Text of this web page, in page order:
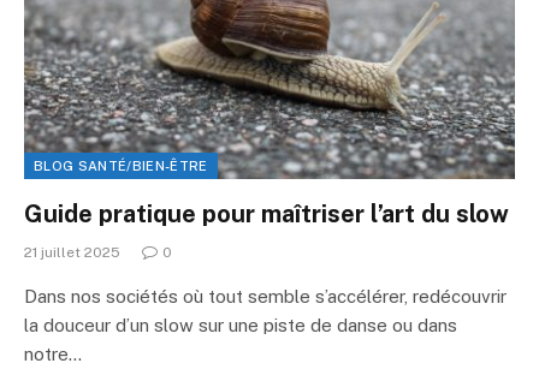
BLOG SANTÉ/BIEN-ÊTRE
Guide pratique pour maîtriser l’art du slow
21 juillet 2025 0
Dans nos sociétés où tout semble s’accélérer, redécouvrir
la douceur d’un slow sur une piste de danse ou dans
notre…